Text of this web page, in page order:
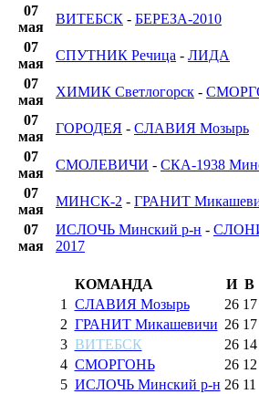
07
мая
ВИТЕБСК - БЕРЕЗА-2010
07
мая
СПУТНИК Речица - ЛИДА
07
мая
ХИМИК Светлогорск -
07
мая
ГОРОДЕЯ - СЛАВИЯ Мозырь
07
мая
СМОЛЕВИЧИ - СКА-1938
07
мая
МИНСК-2 - ГРАНИТ
07
мая
ИСЛОЧЬ Минский р-н -
2017
КОМАНДА И В
1
СЛАВИЯ Мозырь 26 17
2 ГРАНИТ Микашевичи 26 17
3 ВИТЕБСК 26 14
4 СМОРГОНЬ 26 12
5 ИСЛОЧЬ Минский р-н 26 11